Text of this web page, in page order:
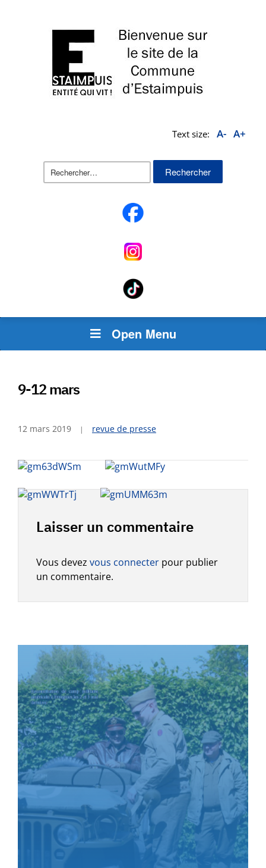
Text size: A- A+
Rechercher :
Open Menu
9-12 mars
12 mars 2019 revue de presse
Laisser un commentaire
Vous devez vous connecter pour publier
un commentaire.